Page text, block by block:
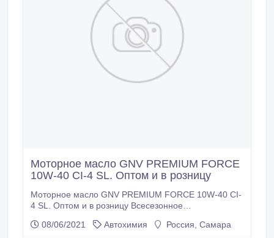
Моторное масло GNV PREMIUM FORCE
10W-40 CI-4 SL. Оптом и в розницу
Моторное масло GNV PREMIUM FORCE 10W-40 CI-
4 SL. Оптом и в розницу Всесезонное
высокомощных дизельных двигателей с
08/06/2021 Автохимия Россия, Самара